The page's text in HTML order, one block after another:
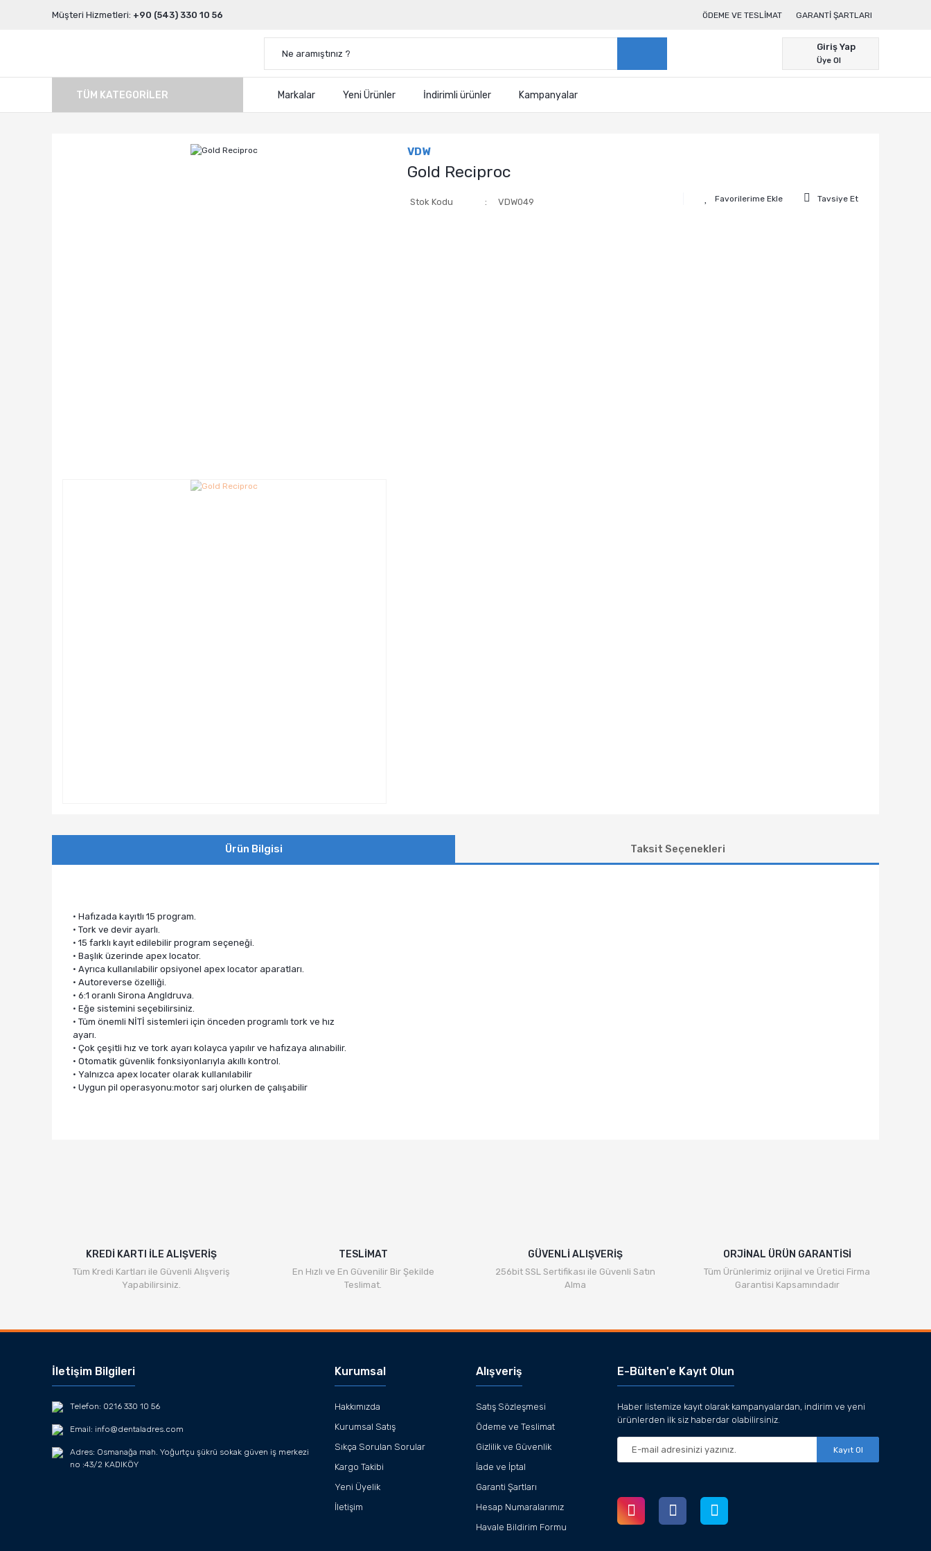
Müşteri Hizmetleri: +90 (543) 330 10 56 ÖDEME VE TESLIMAT GARANTI ŞARTLARI
Giriş Yap
Üye Ol
TÜM KATEGORILER Markalar Yeni Ürünler İndirimli ürünler Kampanyalar
VDW
Gold Reciproc
Stok Kodu VDW049 Tavsiye Et
Ürün Bilgisi Taksit Seçenekleri
• Hafızada kayıtlı 15 program.
• Tork ve devir ayarlı.
• 15 farklı kayıt edilebilir program seçeneği.
• Başlık üzerinde apex locator.
• Ayrıca kullanılabilir opsiyonel apex locator aparatları.
• Autoreverse özelliği.
• 6:1 oranlı Sirona Angldruva.
• Eğe sistemini seçebilirsiniz.
• Tüm önemli NİTİ sistemleri için önceden programlı tork ve hız
ayarı.
• Çok çeşitli hız ve tork ayarı kolayca yapılır ve hafızaya alınabilir.
• Otomatik güvenlik fonksiyonlarıyla akıllı kontrol.
• Yalnızca apex locater olarak kullanılabilir
• Uygun pil operasyonu:motor sarj olurken de çalışabilir
KREDİ KARTI İLE ALIŞVERİŞ
Tüm Kredi Kartları ile Güvenli Alışveriş
Yapabilirsiniz.
TESLİMAT
En Hızlı ve En Güvenilir Bir Şekilde
Teslimat.
GÜVENLİ ALIŞVERİŞ
256bit SSL Sertifikası ile Güvenli Satın
Alma
ORJİNAL ÜRÜN GARANTİSİ
Tüm Ürünlerimiz orijinal ve Üretici Firma
Garantisi Kapsamındadır
İletişim Bilgileri
Telefon: 0216 330 10 56
Email: info@dentaladres.com
Adres: Osmanağa mah. Yoğurtçu şükrü sokak güven iş merkezi
no :43/2 KADIKÖY
Kurumsal
Hakkımızda
Kurumsal Satış
Sıkça Sorulan Sorular
Kargo Takibi
Yeni Üyelik
İletişim
Alışveriş
Satış Sözleşmesi
Ödeme ve Teslimat
Gizlilik ve Güvenlik
İade ve İptal
Garanti Şartları
Hesap Numaralarımız
Havale Bildirim Formu
E-Bülten'e Kayıt Olun
Haber listemize kayıt olarak kampanyalardan, indirim ve yeni
ürünlerden ilk siz haberdar olabilirsiniz.
Kayıt Ol